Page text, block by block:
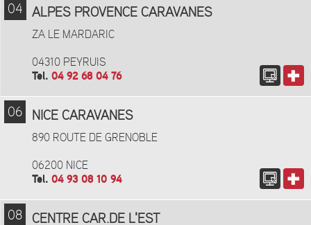
04 ALPES PROVENCE CARAVANES
ZA LE MARDARIC
04310 PEYRUIS
Tel. 04 92 68 04 76
06 NICE CARAVANES
890 ROUTE DE GRENOBLE
06200 NICE
Tel. 04 93 08 10 94
08 CENTRE CAR.DE L'EST